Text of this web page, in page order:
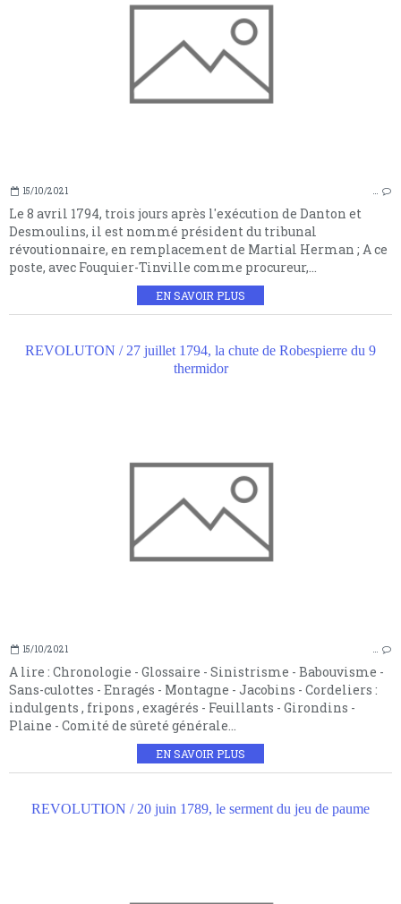
15/10/2021 …
Le 8 avril 1794, trois jours après l'exécution de Danton et
Desmoulins, il est nommé président du tribunal
révoutionnaire, en remplacement de Martial Herman ; A ce
poste, avec Fouquier-Tinville comme procureur,...
EN SAVOIR PLUS
REVOLUTON / 27 juillet 1794, la chute de Robespierre du 9
thermidor
15/10/2021
A lire : Chronologie - Glossaire - Sinistrisme - Babouvisme -
Sans-culottes - Enragés - Montagne - Jacobins - Cordeliers :
indulgents , fripons , exagérés - Feuillants - Girondins -
Plaine - Comité de sûreté générale...
EN SAVOIR PLUS
REVOLUTION / 20 juin 1789, le serment du jeu de paume